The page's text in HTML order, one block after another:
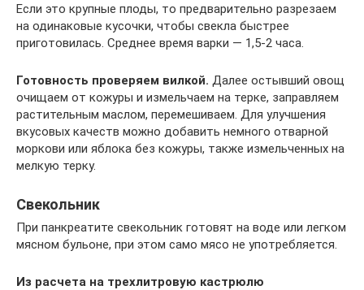
Если это крупные плоды, то предварительно разрезаем
на одинаковые кусочки, чтобы свекла быстрее
приготовилась. Среднее время варки — 1,5-2 часа.
Готовность проверяем вилкой. Далее остывший овощ
очищаем от кожуры и измельчаем на терке, заправляем
растительным маслом, перемешиваем. Для улучшения
вкусовых качеств можно добавить немного отварной
моркови или яблока без кожуры, также измельченных на
мелкую терку.
Свекольник
При панкреатите свекольник готовят на воде или легком
мясном бульоне, при этом само мясо не употребляется.
Из расчета на трехлитровую кастрюлю